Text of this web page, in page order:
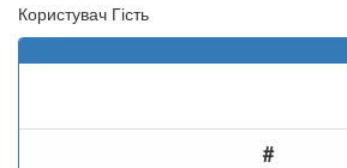
Користувач Гість
#